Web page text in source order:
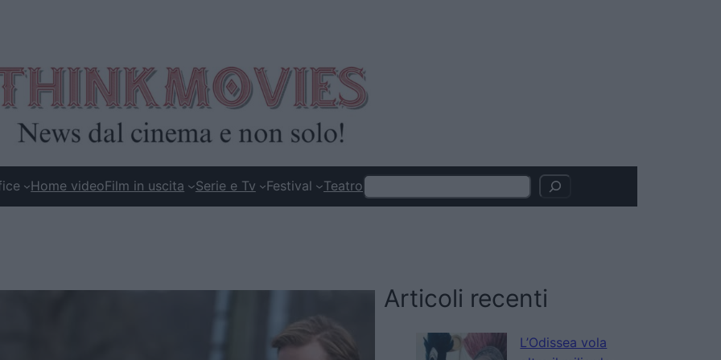
Home videoFilm in uscita Serie e Tv Festival TeatroSearch
Articoli recenti
L’Odissea vola